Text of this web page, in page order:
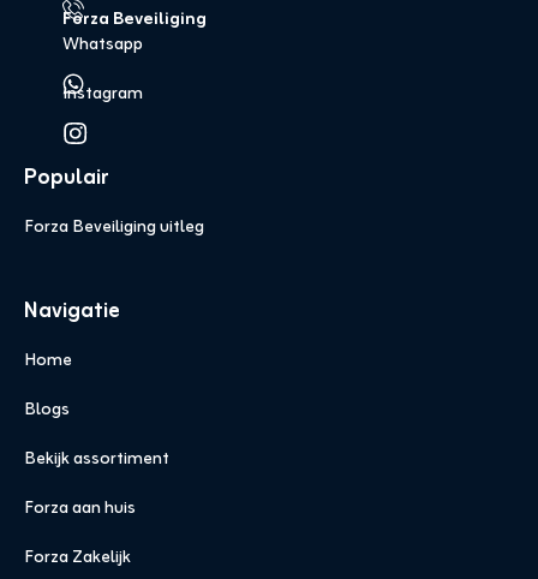
Forza Beveiliging
Whatsapp
Instagram
Populair
Forza Beveiliging uitleg
Navigatie
Home
Blogs
Bekijk assortiment
Forza aan huis
Forza Zakelijk